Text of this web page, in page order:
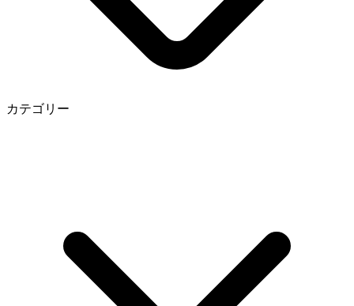
カテゴリー